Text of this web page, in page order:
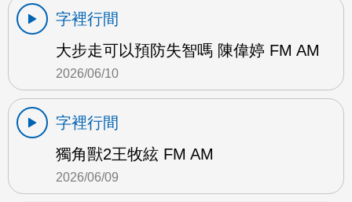
字裡行間
大步走可以預防失智嗎 陳偉婷 FM AM
2026/06/10
字裡行間
獨角獸2王牧絃 FM AM
2026/06/09